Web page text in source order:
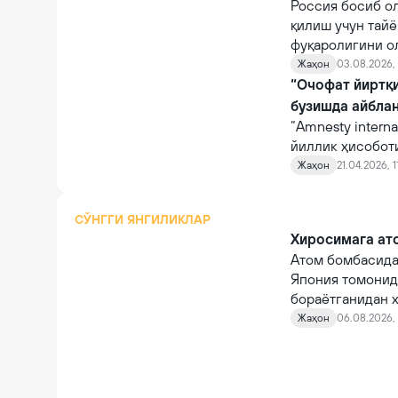
Россия босиб
қилиш учун
фуқаролигини
заҳоти ҳарбий
Жаҳон 03.08.2026,
“Очофат
бузишда
“Amnesty
йиллик
Жаҳон 21.04.2026,
СЎНГГИ ЯНГИЛИКЛАР
Хиросимага
Атом
Япония
бораётганидан
Жаҳон 06.08.2026,